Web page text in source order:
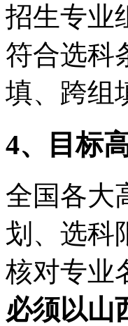
招生专业
符合选科
填、跨组
4、目标
全国各大
划、选科
核对专业
必须以山